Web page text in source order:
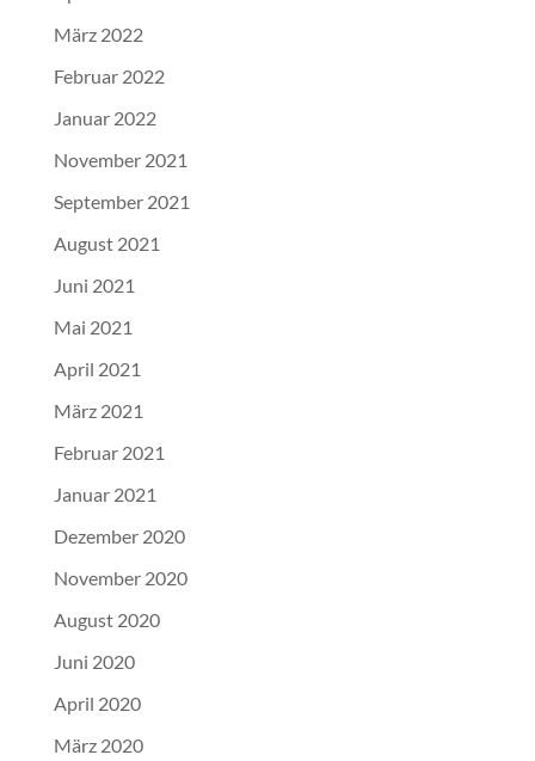
März 2022
Februar 2022
Januar 2022
November 2021
September 2021
August 2021
Juni 2021
Mai 2021
April 2021
März 2021
Februar 2021
Januar 2021
Dezember 2020
November 2020
August 2020
Juni 2020
April 2020
März 2020